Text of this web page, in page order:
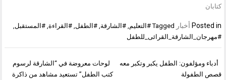
كتابان
Posted in أخبار Tagged #التعليم,#الشارقة,#الطفل,#القراءة,#المستقبل,
#مهرجان_الشارقة_القرائى_للطفل
تصفّح
المقالات
لوحات معروضة في “الشارقة لرسوم
كتب الطفل” تستعيد مشاهد من ذاكرة
أدباء ومؤلفون: الطفل يكبر وتكبر معه
قصص الطفولة